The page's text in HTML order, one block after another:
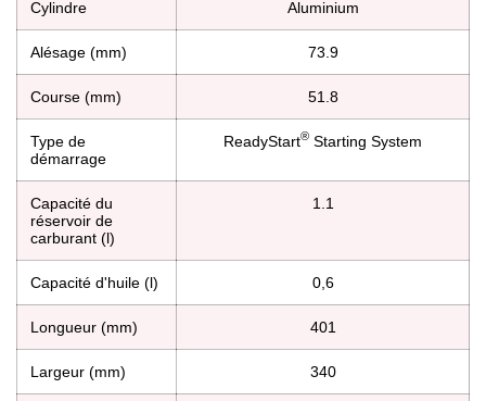
Cylindre Aluminium
Alésage (mm) 73.9
Course (mm) 51.8
Type de
démarrage
ReadyStart® Starting System
Capacité du
réservoir de
carburant (l)
1.1
Capacité d'huile (l) 0,6
Longueur (mm) 401
Largeur (mm) 340